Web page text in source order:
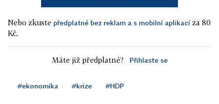
Nebo zkuste předplatné bez reklam a s mobilní aplikací za 80
Kč.
Máte již předplatné? Přihlaste se
#ekonomika #krize #HDP